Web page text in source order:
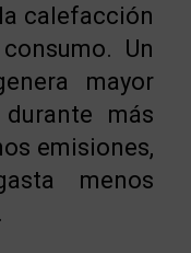
calefacción
Un
mayor
más
emisiones,
menos